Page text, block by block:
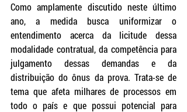
Como amplamente discutido neste último
ano, a medida busca uniformizar o
entendimento acerca da licitude dessa
modalidade contratual, da competência para
julgamento dessas demandas e da
distribuição do ônus da prova. Trata-se de
tema que afeta milhares de processos em
todo o país e que possui potencial para